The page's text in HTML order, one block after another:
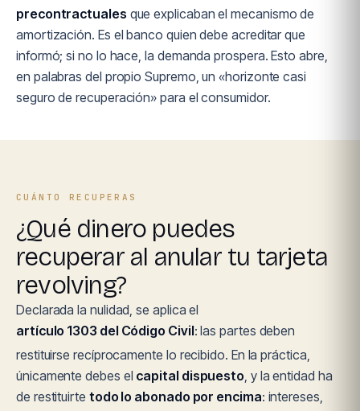
precontractuales que explicaban el mecanismo de
amortización. Es el banco quien debe acreditar que
informó; si no lo hace, la demanda prospera. Esto abre,
en palabras del propio Supremo, un «horizonte casi
seguro de recuperación» para el consumidor.
CUÁNTO RECUPERAS
¿Qué dinero puedes
recuperar al anular tu tarjeta
revolving?
Declarada la nulidad, se aplica el
artículo 1303 del Código Civil: las partes deben
restituirse recíprocamente lo recibido. En la práctica,
únicamente debes el capital dispuesto, y la entidad ha
de restituirte todo lo abonado por encima: intereses,